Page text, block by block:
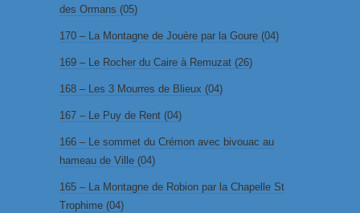
des Ormans (05)
170 – La Montagne de Jouère par la Goure (04)
169 – Le Rocher du Caire à Remuzat (26)
168 – Les 3 Mourres de Blieux (04)
167 – Le Puy de Rent (04)
166 – Le sommet du Crémon avec bivouac au
hameau de Ville (04)
165 – La Montagne de Robion par la Chapelle St
Trophime (04)